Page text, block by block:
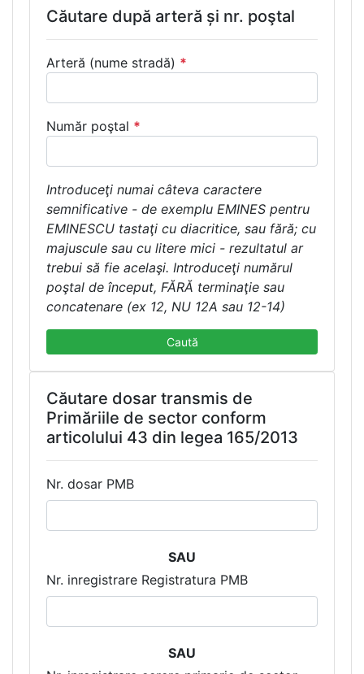
Căutare după arteră și nr. poştal
Arteră (nume stradă) *
Număr poştal *
Introduceţi numai câteva caractere
semnificative - de exemplu EMINES pentru
EMINESCU tastaţi cu diacritice, sau fără; cu
majuscule sau cu litere mici - rezultatul ar
trebui să fie acelaşi. Introduceţi numărul
poştal de început, FĂRĂ terminaţie sau
concatenare (ex 12, NU 12A sau 12-14)
Caută
Căutare dosar transmis de
Primăriile de sector conform
articolului 43 din legea 165/2013
Nr. dosar PMB
SAU
Nr. inregistrare Registratura PMB
SAU